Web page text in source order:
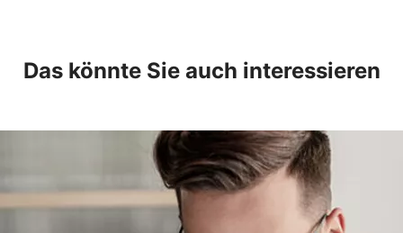
Das könnte Sie auch interessieren